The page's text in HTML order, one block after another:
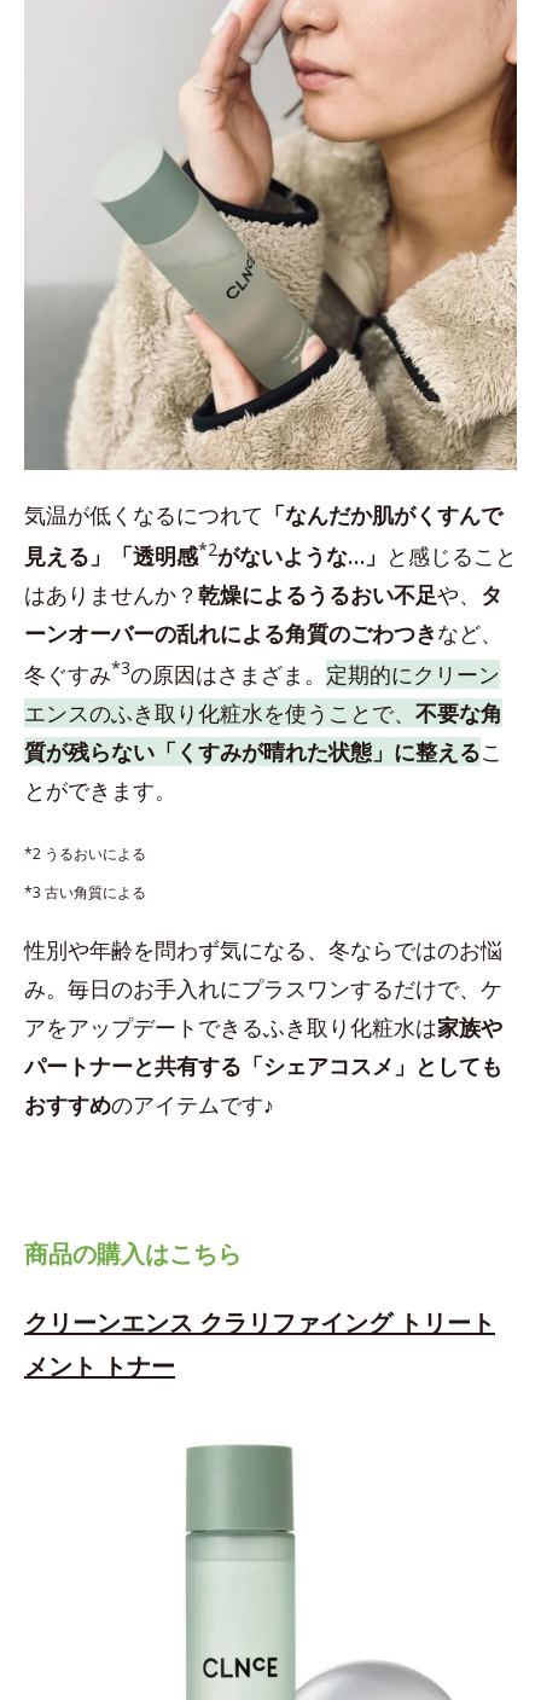
気温が低くなるにつれて 「なんだか肌がくすんで
見える」「透明感*2がないような…」 と感じること
はありませんか？ 乾燥によるうるおい不足や、 タ
ーンオーバーの乱れによる角質のごわつきなど、
冬ぐすみ*3の原因はさまざま。 定期的にクリーン
エンスのふき取り化粧水を使うことで、 不要な角
質が残らない「くすみが晴れた状態」に整えるこ
とができます。
*2 うるおいによる
*3 古い角質による
性別や年齢を問わず気になる、冬ならではのお悩
み。毎日のお手入れにプラスワンするだけで、ケ
アをアップデートできるふき取り化粧水は家族や
パートナーと共有する「シェアコスメ」としても
おすすめのアイテムです♪
商品の購入はこちら
クリーンエンス クラリファイング トリート
メント トナー